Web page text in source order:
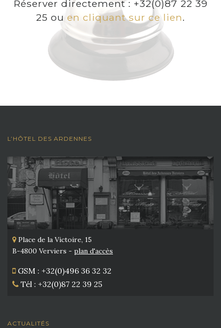
Réserver directement : +32(0)87 22 39
25 ou en cliquant sur ce lien.
L’HÔTEL DES ARDENNES
Place de la Victoire, 15
B-4800 Verviers - plan d'accès
GSM : +32(0)496 36 32 32
Tél : +32(0)87 22 39 25
ACTUALITÉS